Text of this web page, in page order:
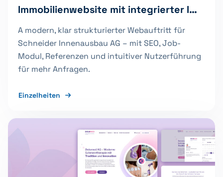
Immobilienwebsite mit integrierter Immobilienverwaltung für die Immobene AG
A modern, klar strukturierter Webauftritt für
Schneider Innenausbau AG – mit SEO, Job-
Modul, Referenzen und intuitiver Nutzerführung
für mehr Anfragen.
Einzelheiten